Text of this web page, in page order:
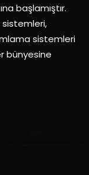
başlamıştır.
sistemleri,
sistemleri
bünyesine